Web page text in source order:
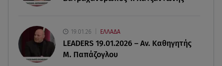
19.01.26 ΕΛΛΑΔΑ
LEADERS 19.01.2026 – Αν. Καθηγητής
Μ. Παπάζογλου